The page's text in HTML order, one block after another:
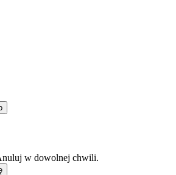
w dowolnej chwili.